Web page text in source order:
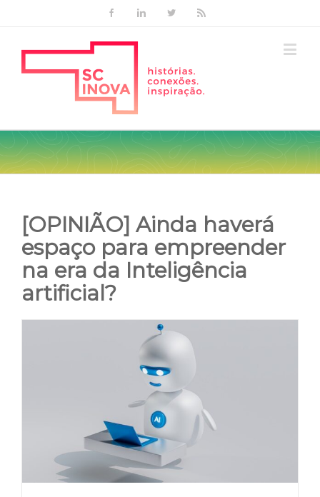
FacebookLinkedinTwitter
[OPINIÃO] Ainda haverá
espaço para empreender
na era da Inteligência
artificial?